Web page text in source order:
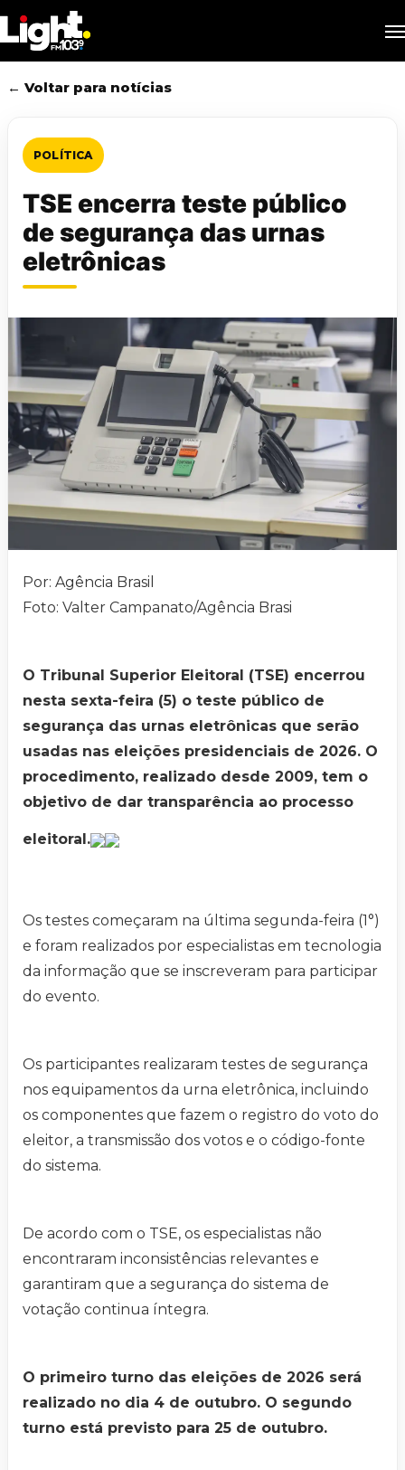
to
main
content
← Voltar para notícias
POLÍTICA
TSE encerra teste público
de segurança das urnas
eletrônicas
Por: Agência Brasil
Foto: Valter Campanato/Agência Brasi
O Tribunal Superior Eleitoral (TSE) encerrou
nesta sexta-feira (5) o teste público de
segurança das urnas eletrônicas que serão
usadas nas eleições presidenciais de 2026. O
procedimento, realizado desde 2009, tem o
objetivo de dar transparência ao processo
eleitoral.
Os testes começaram na última segunda-feira (1°)
e foram realizados por especialistas em tecnologia
da informação que se inscreveram para participar
do evento.
Os participantes realizaram testes de segurança
nos equipamentos da urna eletrônica, incluindo
os componentes que fazem o registro do voto do
eleitor, a transmissão dos votos e o código-fonte
do sistema.
De acordo com o TSE, os especialistas não
encontraram inconsistências relevantes e
garantiram que a segurança do sistema de
votação continua íntegra.
O primeiro turno das eleições de 2026 será
realizado no dia 4 de outubro. O segundo
turno está previsto para 25 de outubro.